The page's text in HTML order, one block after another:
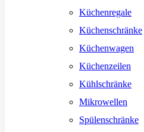
Küchenregale
Küchenschränke
Küchenwagen
Küchenzeilen
Kühlschränke
Mikrowellen
Spülenschränke